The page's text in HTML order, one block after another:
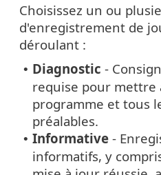
Choisissez un ou
d'enregistrement de
déroulant :
• Diagnostic -
requise pour mettre
programme et tous
préalables.
• Informative -
informatifs, y